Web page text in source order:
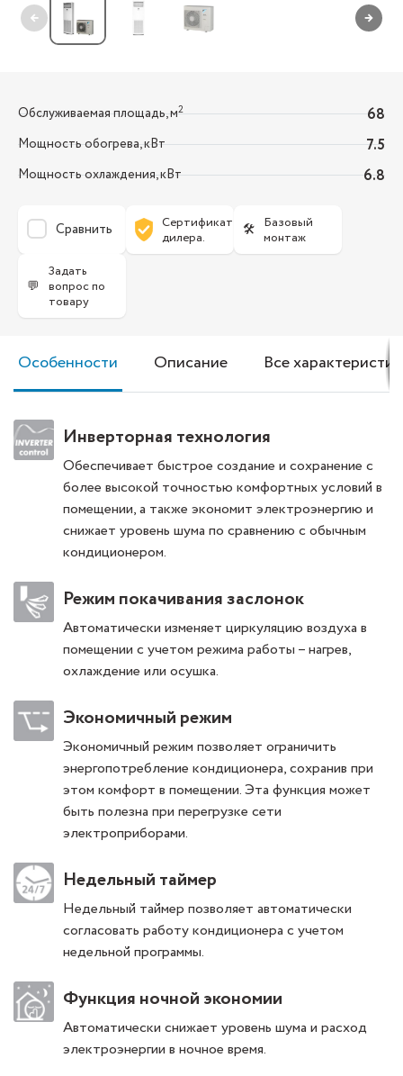
← →
Обслуживаемая площадь, м2 68
Мощность обогрева, кВт 7.5
Мощность охлаждения, кВт 6.8
Сравнить
Сертификат
дилера.
🛠 Базовый
монтаж
💬
Задать
вопрос по
товару
Особенности Описание Все
Инверторная технология
Обеспечивает быстрое создание и сохранение с
более высокой точностью комфортных условий в
помещении, а также экономит электроэнергию и
снижает уровень шума по сравнению с обычным
кондиционером.
Режим покачивания заслонок
Автоматически изменяет циркуляцию воздуха в
помещении с учетом режима работы – нагрев,
охлаждение или осушка.
Экономичный режим
Экономичный режим позволяет ограничить
энергопотребление кондиционера, сохранив при
этом комфорт в помещении. Эта функция может
быть полезна при перегрузке сети
электроприборами.
Недельный таймер
Недельный таймер позволяет автоматически
согласовать работу кондиционера с учетом
недельной программы.
Функция ночной экономии
Автоматически снижает уровень шума и расход
электроэнергии в ночное время.